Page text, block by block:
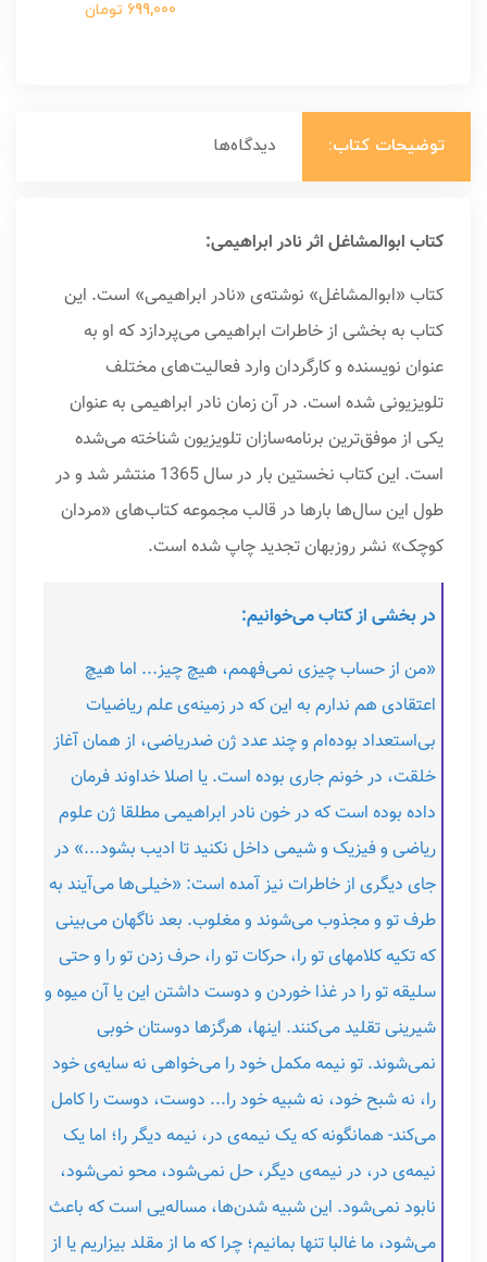
699,000 تومان
توضیحات کتاب: دیدگاه‌ها
کتاب ابوالمشاغل اثر نادر ابراهیمی:
کتاب «ابوالمشاغل» نوشته‌ی «نادر ابراهیمی» است. این
کتاب به بخشی از خاطرات ابراهیمی می‌پردازد که او به
عنوان نویسنده و کارگردان وارد فعالیت‌های مختلف
تلویزیونی شده است. در آن زمان نادر ابراهیمی به عنوان
یکی از موفق‌ترین برنامه‌سازان تلویزیون شناخته می‌شده
است. این کتاب نخستین بار در سال 1365 منتشر شد و در
طول این سال‌ها بارها در قالب مجموعه‌ کتاب‌های «مردان
کوچک» نشر روزبهان تجدید چاپ شده است.
در بخشی از کتاب می‌خوانیم:
«من از حساب چیزی نمی‌فهمم، هیچ چیز... اما هیچ
اعتقادی هم ندارم به این که در زمینه‌ی علم ریاضیات
بی‌استعداد بوده‌ام و چند عدد ژن ضدریاضی، از همان آغاز
خلقت، در خونم جاری بوده است. یا اصلا خداوند فرمان
داده بوده است که در خون نادر ابراهیمی مطلقا ژن علوم
ریاضی و فیزیک و شیمی داخل نکنید تا ادیب بشود...» در
جای دیگری از خاطرات نیز آمده است: «خیلی‌ها می‌آیند به
طرف تو و مجذوب می‌شوند و مغلوب. بعد ناگهان می‌بینی
که تکیه کلامهای تو را، حرکات تو را، حرف زدن تو را و حتی
سلیقه تو را در غذا خوردن و دوست داشتن این یا آن میوه و
شیرینی تقلید می‌کنند. اینها، هرگزها دوستان خوبی
نمی‌شوند. تو نیمه مکمل خود را می‌خواهی نه سایه‌ی خود
را، نه شبح خود، نه شبیه خود را... دوست، دوست را کامل
می‌کند- همانگونه که یک نیمه‌ی در، نیمه دیگر را؛ اما یک
نیمه‌ی در، در نیمه‌ی دیگر، حل نمی‌شود، محو نمی‌شود،
نابود نمی‌شود. این شبیه شدن‌ها، مساله‌یی است که باعث
می‌شود، ما غالبا تنها بمانیم؛ چرا که ما از مقلد بیزاریم یا از